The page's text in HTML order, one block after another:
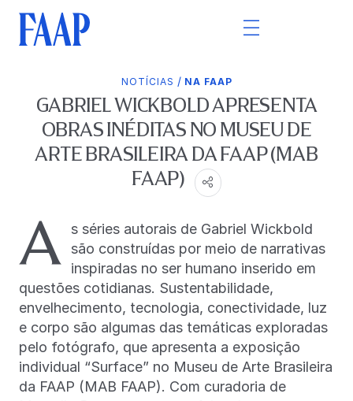
NOTÍCIAS / NA FAAP
GABRIEL WICKBOLD APRESENTA
OBRAS INÉDITAS NO MUSEU DE
ARTE BRASILEIRA DA FAAP (MAB
FAAP)
A
s séries autorais de Gabriel Wickbold
são construídas por meio de narrativas
inspiradas no ser humano inserido em
questões cotidianas. Sustentabilidade,
envelhecimento, tecnologia, conectividade, luz
e corpo são algumas das temáticas exploradas
pelo fotógrafo, que apresenta a exposição
individual “Surface” no Museu de Arte Brasileira
da FAAP (MAB FAAP). Com curadoria de